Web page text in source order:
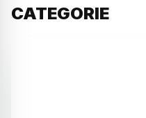
CATEGORIE